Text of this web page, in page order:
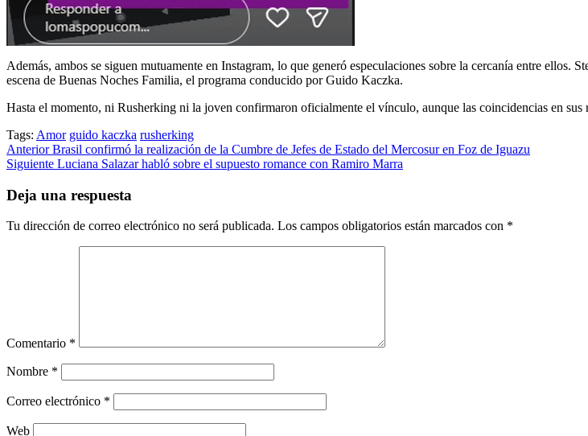
Además, ambos se siguen mutuamente en Instagram, lo que generó especulaciones sobre la cercanía entre ellos.
escena de Buenas Noches Familia, el programa conducido por Guido Kaczka.
Hasta el momento, ni Rusherking ni la joven confirmaron oficialmente el vínculo, aunque las coincidencias en
Tags: Amor guido kaczka rusherking
Post
navigation
AnteriorBrasil confirmó la realización de la Cumbre de Jefes de Estado del Mercosur en Foz de Iguazu
Siguiente Luciana Salazar habló sobre el supuesto romance con Ramiro Marra
Deja una respuesta
Tu dirección de correo electrónico no será publicada. Los campos obligatorios están marcados con *
Comentario *
Nombre *
Correo electrónico *
Web